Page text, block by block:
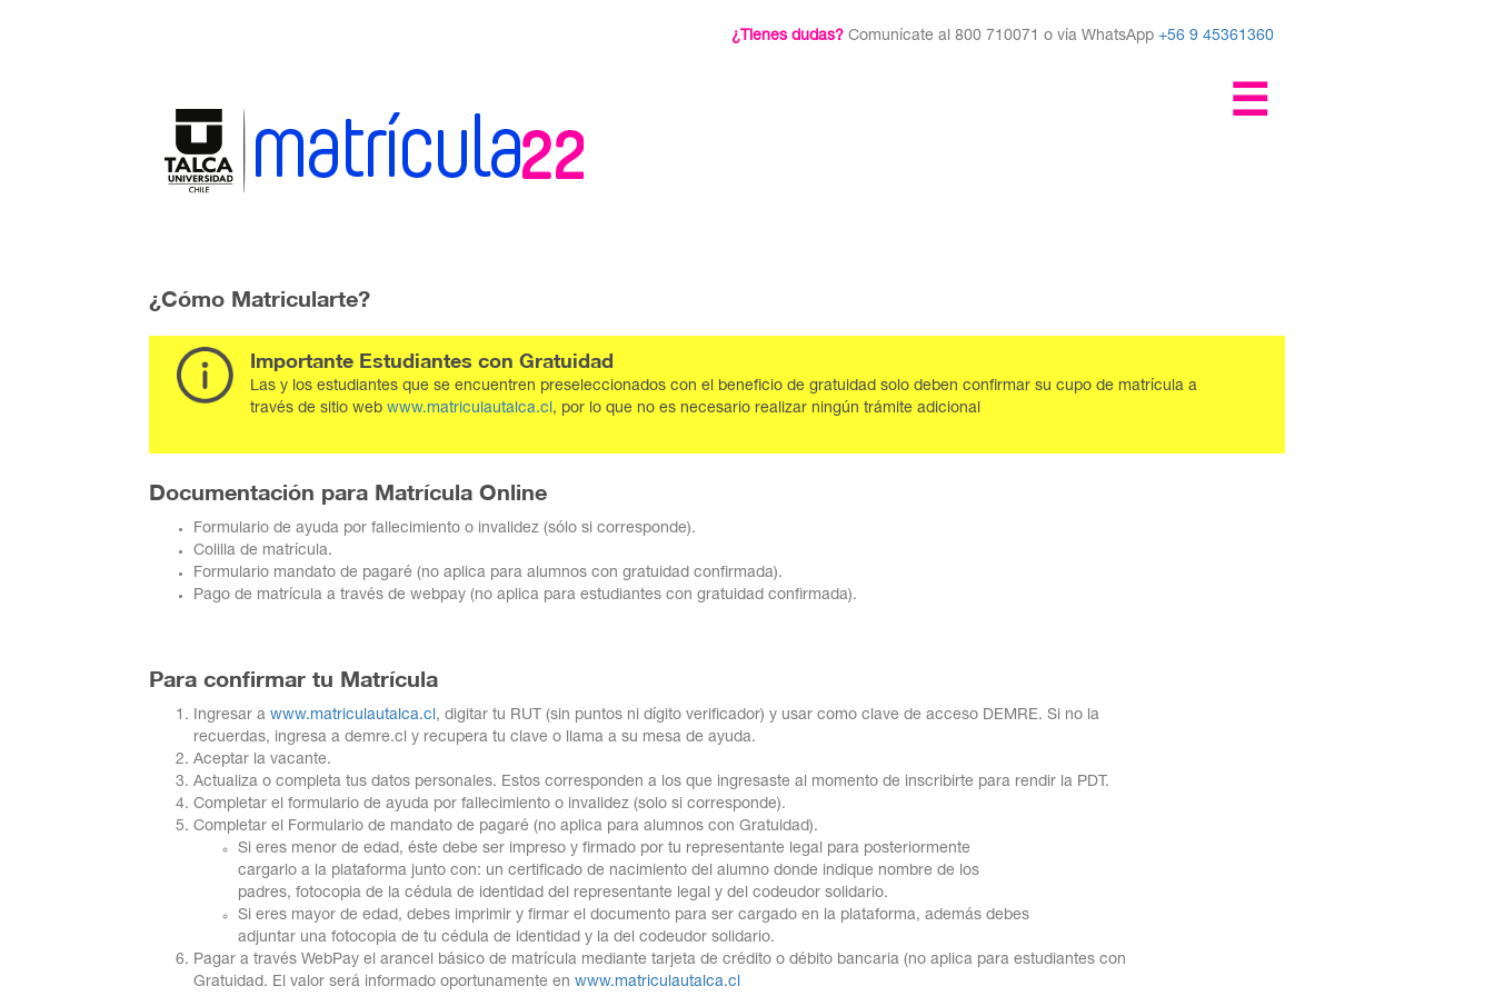
¿Tienes dudas?Comunícate al 800 710071 o vía WhatsApp +56 9 45361360
¿Cuándo
matricularte?
Acreditación
Socioeconómica
☰
¿Cómo Matricularte?
Importante Estudiantes con Gratuidad
Las y los estudiantes que se encuentren preseleccionados con el beneficio de gratuidad solo deben confirmar su cupo de matrícula a
través de sitio webwww.matriculautalca.cl, por lo que no es necesario realizar ningún trámite adicional
Documentación para Matrícula Online
Formulario de ayuda por fallecimiento o invalidez (sólo si corresponde).
Colilla de matrícula.
Formulario mandato de pagaré (no aplica para alumnos con gratuidad confirmada).
Pago de matrícula a través de webpay (no aplica para estudiantes con gratuidad confirmada).
Para confirmar tu Matrícula
Ingresar awww.matriculautalca.cl, digitar tu RUT (sin puntos ni dígito verificador) y usar como clave de acceso DEMRE. Si no la
recuerdas, ingresa a demre.cl y recupera tu clave o llama a su mesa de ayuda.
Aceptar la vacante.
Actualiza o completa tus datos personales. Estos corresponden a los que ingresaste al momento de inscribirte para rendir la PDT.
Completar el formulario de ayuda por fallecimiento o invalidez (solo si corresponde).
Completar el Formulario de mandato de pagaré (no aplica para alumnos con Gratuidad).
Si eres menor de edad, éste debe ser impreso y firmado por tu representante legal para posteriormente
cargarlo a la plataforma junto con: un certificado de nacimiento del alumno donde indique nombre de los
padres, fotocopia de la cédula de identidad del representante legal y del codeudor solidario.
Si eres mayor de edad, debes imprimir y firmar el documento para ser cargado en la plataforma, además debes
adjuntar una fotocopia de tu cédula de identidad y la del codeudor solidario.
Pagar a través WebPay el arancel básico de matrícula mediante tarjeta de crédito o débito bancaria (no aplica para estudiantes con
Gratuidad. El valor será informado oportunamente enwww.matriculautalca.cl